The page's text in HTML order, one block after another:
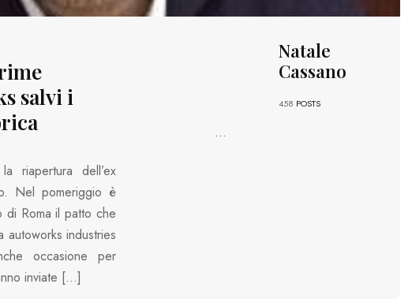
salvi i
riapertura dell’ex
Nel pomeriggio è
di Roma il patto che
autoworks industries
occasione per
inviate […]
Natale
Cassano
458 POSTS
...